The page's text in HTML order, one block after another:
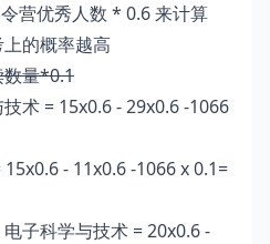
营优秀人数 * 0.6 来计算
的概率越高
数量*0.1
术 = 15x0.6 - 29x0.6 -1066
- 11x0.6 -1066 x 0.1=
子科学与技术 = 20x0.6 -